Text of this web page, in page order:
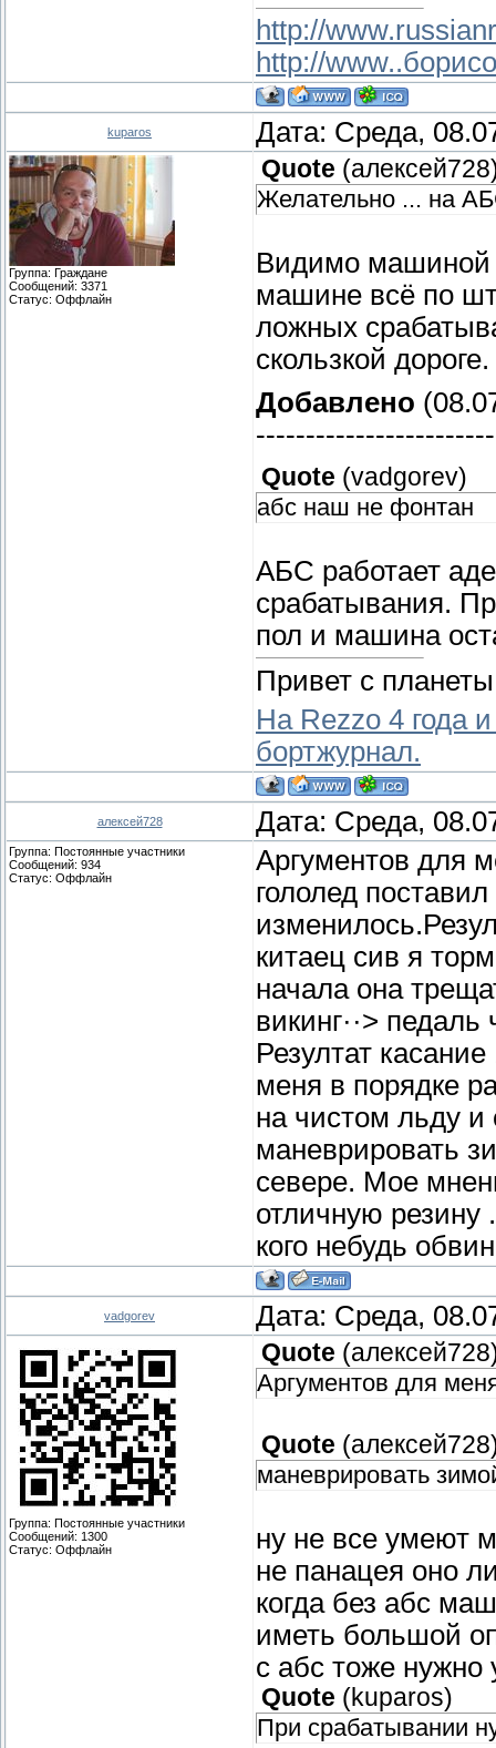
http://
http://
kuparos Дата: Среда,
Группа: Граждане
Сообщений: 3371
Статус: Оффлайн
Quote (алексей728
Желательно ... на
Видимо машиной
машине всё по
ложных
скользкой дороге.
Добавлено
Quote (vadgorev)
абс наш не фонтан
АБС работает
срабатывания.
пол и машина
Привет с
На Rezzo 4 года
бортжурнал.
алексей728 Дата: Среда,
Группа: Постоянные участники
Сообщений: 934
Статус: Оффлайн
Аргументов для
гололед
китаец сив я
начала она
викинг··>
Резултат
меня в порядке
на чистом льду
маневрировать
севере. Мое
отличную
кого небудь
vadgorev Дата: Среда,
Группа: Постоянные участники
Сообщений: 1300
Статус: Оффлайн
Quote (алексей728
Аргументов для
Quote (алексей728
маневрировать
ну не все умеют
не панацея оно
когда без абс
иметь большой
с абс тоже нужно
Quote (kuparos)
При срабатывании